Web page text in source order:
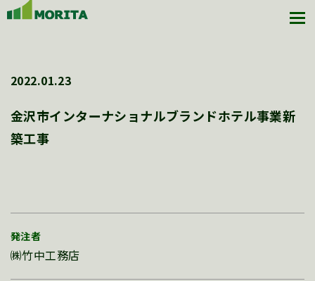
2022.01.23
金沢市インターナショナルブランドホテル事業新
築工事
発注者
㈱竹中工務店